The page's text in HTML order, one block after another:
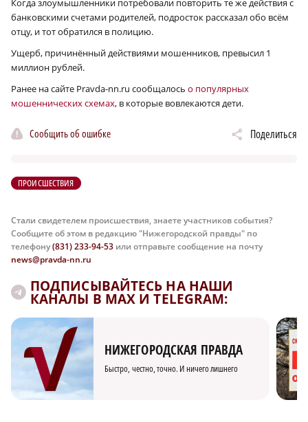
Когда злоумышленники потребовали повторить те же действия с
банковскими счетами родителей, подросток рассказал обо всём
отцу, и тот обратился в полицию.
Ущерб, причинённый действиями мошенников, превысил 1
миллион рублей.
Ранее на сайте Pravda-nn.ru сообщалось о популярных
мошеннических схемах, в которые вовлекаются дети.
Сообщить об ошибке Поделиться
ПРОИСШЕСТВИЯ
Стали свидетелем происшествия, знаете участников события?
Сообщите об этом в редакцию "Нижегородской правды" по
телефону(831) 233-94-53 или отправьте сообщение на почту
news@pravda-nn.ru
ПОДПИСЫВАЙТЕСЬ НА НАШИ
КАНАЛЫ В MAX И TELEGRAM:
НИЖЕГОРОДСКАЯ ПРАВДА
Быстро, честно, точно. И ничего лишнего